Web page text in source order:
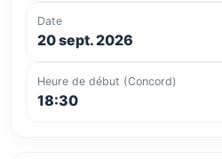
Date
20 sept. 2026
Heure de début (Concord)
18:30